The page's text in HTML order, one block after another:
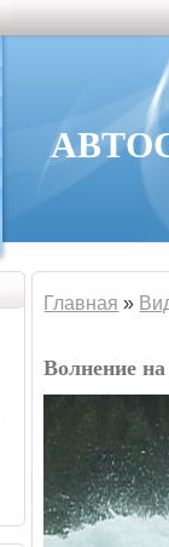
Главная »
Волнение